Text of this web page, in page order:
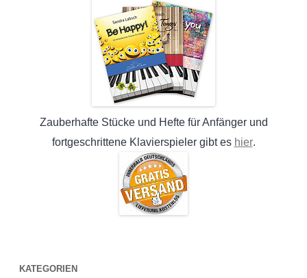
Zauberhafte Stücke und Hefte für Anfänger und
fortgeschrittene Klavierspieler gibt es hier.
KATEGORIEN